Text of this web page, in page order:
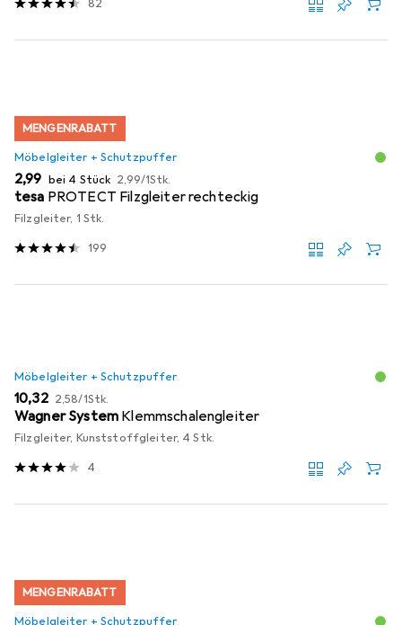
82
MENGENRABATT
Möbelgleiter + Schutzpuffer
EUR
2,99 bei 4 Stück EUR
2,99/1Stk.
tesa PROTECT Filzgleiter rechteckig
Filzgleiter, 1 Stk.
199
Möbelgleiter + Schutzpuffer
EUR
10,32 EUR
2,58/1Stk.
Wagner System Klemmschalengleiter
Filzgleiter, Kunststoffgleiter, 4 Stk.
4
MENGENRABATT
Möbelgleiter + Schutzpuffer